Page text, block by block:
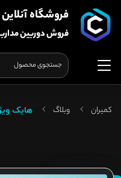
فروشگاه
فروش دوربین
کمیران وبلاگ هایک